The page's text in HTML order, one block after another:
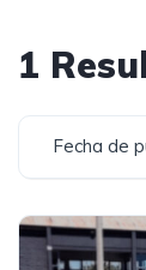
1
Fecha de